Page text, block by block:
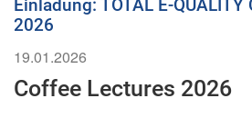
Einladung: TOTAL E-
2026
19.01.2026
Coffee Lectures 2026